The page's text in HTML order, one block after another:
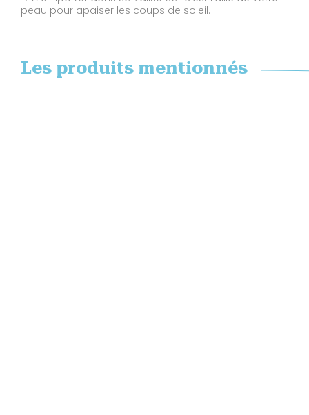
peau pour apaiser les coups de soleil.
Les produits mentionnés